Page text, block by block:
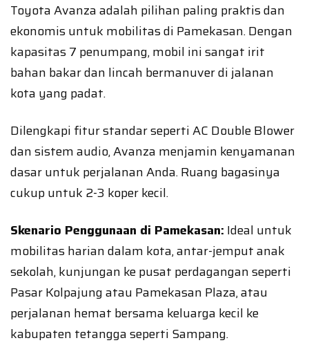
Toyota Avanza adalah pilihan paling praktis dan
ekonomis untuk mobilitas di Pamekasan. Dengan
kapasitas 7 penumpang, mobil ini sangat irit
bahan bakar dan lincah bermanuver di jalanan
kota yang padat.
Dilengkapi fitur standar seperti AC Double Blower
dan sistem audio, Avanza menjamin kenyamanan
dasar untuk perjalanan Anda. Ruang bagasinya
cukup untuk 2-3 koper kecil.
Skenario Penggunaan di Pamekasan: Ideal untuk
mobilitas harian dalam kota, antar-jemput anak
sekolah, kunjungan ke pusat perdagangan seperti
Pasar Kolpajung atau Pamekasan Plaza, atau
perjalanan hemat bersama keluarga kecil ke
kabupaten tetangga seperti Sampang.